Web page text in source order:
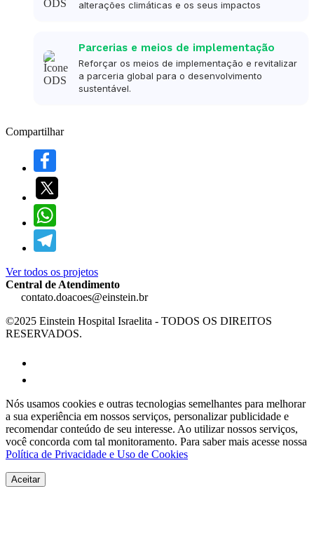
alterações climáticas e os seus impactos
Parcerias e meios de implementação
Reforçar os meios de implementação e revitalizar
a parceria global para o desenvolvimento
sustentável.
Compartilhar
Ver todos os projetos
Central de Atendimento
contato.doacoes@einstein.br
©2025 Einstein Hospital Israelita - TODOS OS DIREITOS
RESERVADOS.
Nós usamos cookies e outras tecnologias semelhantes para melhorar
a sua experiência em nossos serviços, personalizar publicidade e
recomendar conteúdo de seu interesse. Ao utilizar nossos serviços,
você concorda com tal monitoramento. Para saber mais acesse nossa
Política de Privacidade e Uso de Cookies
Aceitar